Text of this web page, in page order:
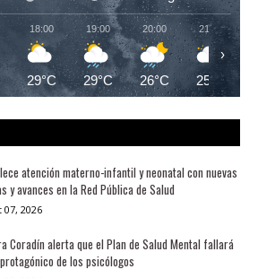
18:00
29°C
19:00
29°C
20:00
26°C
21:00
25°C
›
atención materno-infantil y neonatal con nuevas
y avances en la Red Pública de Salud
07, 2026
Coradín alerta que el Plan de Salud Mental fallará
de los psicólogos